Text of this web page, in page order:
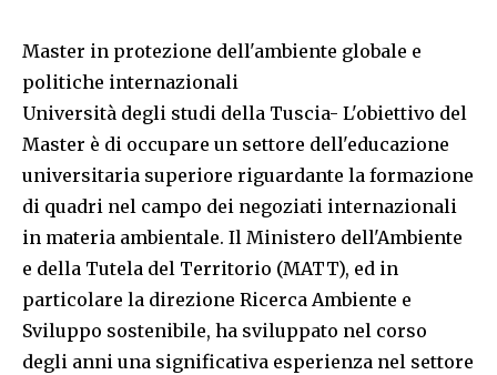
Master in protezione dell'ambiente globale e
politiche internazionali
Università degli studi della Tuscia- L'obiettivo del
Master è di occupare un settore dell'educazione
universitaria superiore riguardante la formazione
di quadri nel campo dei negoziati internazionali
in materia ambientale. Il Ministero dell'Ambiente
e della Tutela del Territorio (MATT), ed in
particolare la direzione Ricerca Ambiente e
Sviluppo sostenibile, ha sviluppato nel corso
degli anni una significativa esperienza nel settore